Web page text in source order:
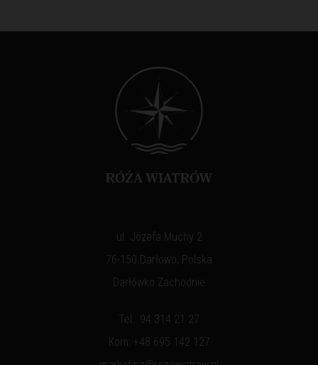
ul. Józefa Muchy 2
76-150 Darłowo, Polska
Darłówko Zachodnie
Tel.: 94 314 21 27
Kom: +48 695 142 127